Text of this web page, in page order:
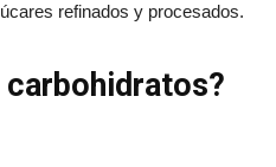
refinados y procesados.